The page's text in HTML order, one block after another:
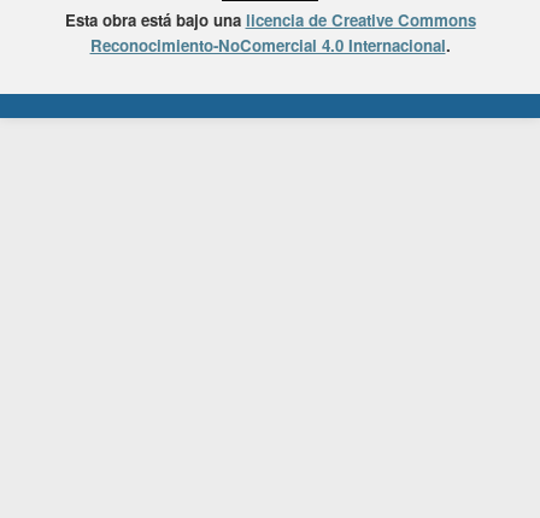
Esta obra está bajo una licencia de Creative Commons
Reconocimiento-NoComercial 4.0 Internacional.